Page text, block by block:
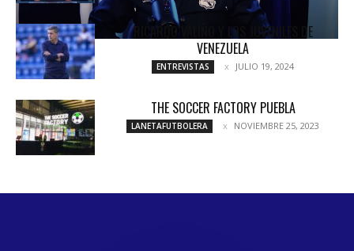
RICARDO VALIÑO Y LOS JUVENILES DE
VENEZUELA
ENTREVISTAS JULIO 19, 2024
THE SOCCER FACTORY PUEBLA
LANETAFUTBOLERA NOVIEMBRE 25, 2023